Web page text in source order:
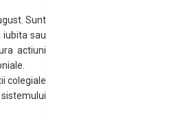
Sunt
sau
actiuni
colegiale